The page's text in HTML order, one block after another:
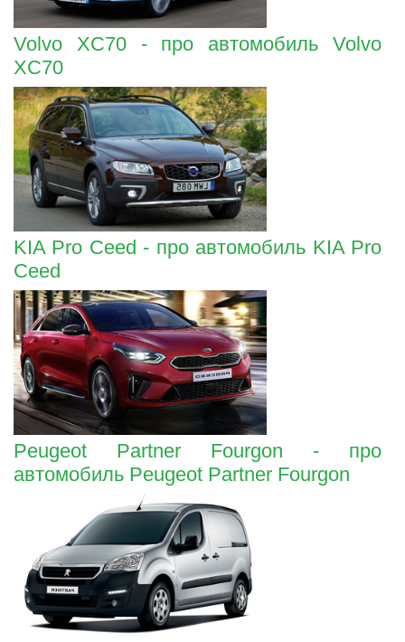
Volvo XC70 - про автомобиль Volvo
XC70
KIA Pro Ceed - про автомобиль KIA Pro
Ceed
Peugeot Partner Fourgon - про
автомобиль Peugeot Partner Fourgon